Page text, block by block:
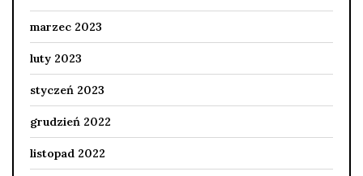
marzec 2023
luty 2023
styczeń 2023
grudzień 2022
listopad 2022